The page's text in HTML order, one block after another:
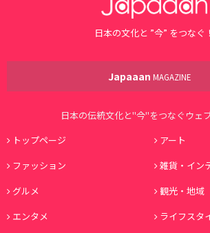
日本の文化と ”今” をつなぐ！
Japaaan MAGAZINE
日本の伝統文化と"今"をつなぐウェ
トップページ
アート
ファッション
雑貨・イン
グルメ
観光・地域
エンタメ
ライフスタ